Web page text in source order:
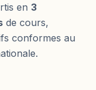
en 3
de cours,
conformes au